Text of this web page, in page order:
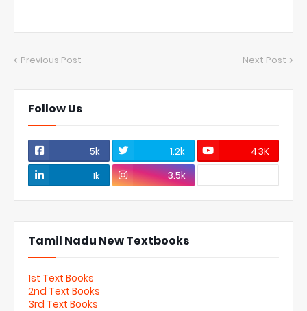
Previous Post Next Post
Follow Us
5k 1.2k
43K
1k
3.5k
Tamil Nadu New Textbooks
1st Text Books
2nd Text Books
3rd Text Books